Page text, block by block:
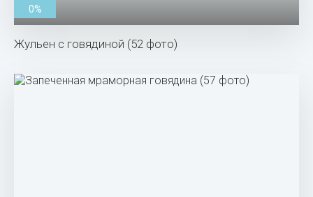
0%
Жульен с говядиной (52 фото)